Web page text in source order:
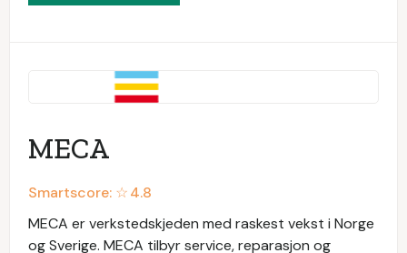
MECA
Smartscore: ☆4.8
MECA er verkstedskjeden med raskest vekst i Norge
og Sverige. MECA tilbyr service, reparasjon og